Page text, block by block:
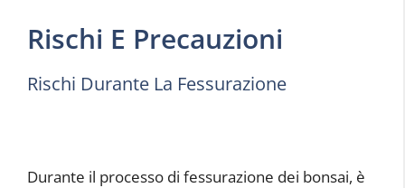
Rischi E Precauzioni
Rischi Durante La Fessurazione
Durante il processo di fessurazione dei bonsai, è